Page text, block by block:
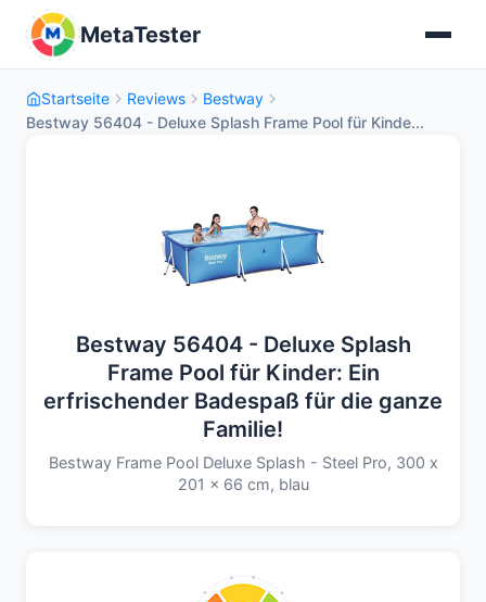
MetaTester
Startseite Reviews
Bestway
Bestway 56404 - Deluxe Splash Frame Pool für Kinde...
Bestway 56404 - Deluxe Splash
Frame Pool für Kinder: Ein
erfrischender Badespaß für die ganze
Familie!
Bestway Frame Pool Deluxe Splash - Steel Pro, 300 x
201 x 66 cm, blau